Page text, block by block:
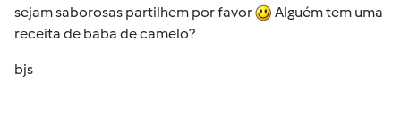
sejam saborosas partilhem por favor
Alguém tem uma
receita de baba de camelo?
bjs